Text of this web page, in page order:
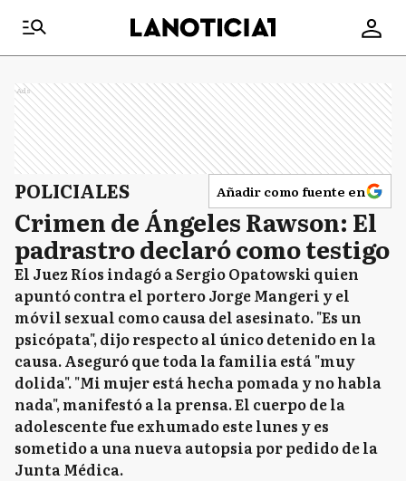
Ads
POLICIALES Añadir como fuente en
Crimen de Ángeles Rawson: El
padrastro declaró como testigo
El Juez Ríos indagó a Sergio Opatowski quien
apuntó contra el portero Jorge Mangeri y el
móvil sexual como causa del asesinato. "Es un
psicópata", dijo respecto al único detenido en la
causa. Aseguró que toda la familia está "muy
dolida". "Mi mujer está hecha pomada y no habla
nada", manifestó a la prensa. El cuerpo de la
adolescente fue exhumado este lunes y es
sometido a una nueva autopsia por pedido de la
Junta Médica.